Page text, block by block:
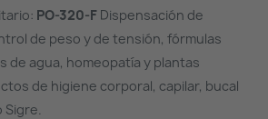
PO-320-FDispensación de
de peso y de tensión, fórmulas
de agua, homeopatía y plantas
de higiene corporal, capilar, bucal
Sigre.